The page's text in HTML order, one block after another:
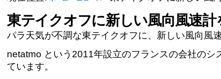
ぶ
|
ナ
ョ
ン
東テイクオフに新しい風向風速
パラ天気が不調な東テイクオフに、新しい風向風
netatmo という2011年設立のフランスの会社の
ています。